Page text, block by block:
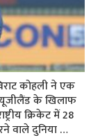
कोहली ने एक
के खिलाफ
क्रिकेट में 28
वाले दुनिया …